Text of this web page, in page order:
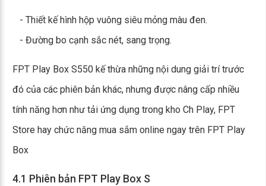
- Thiết kế hình hộp vuông siêu mỏng màu đen.
- Đường bo cạnh sắc nét, sang trọng.
FPT Play Box S550 kế thừa những nội dung giải trí trước
đó của các phiên bản khác, nhưng được nâng cấp nhiều
tính năng hơn như tải ứng dụng trong kho Ch Play, FPT
Store hay chức năng mua sắm online ngay trên FPT Play
Box
4.1 Phiên bản FPT Play Box S